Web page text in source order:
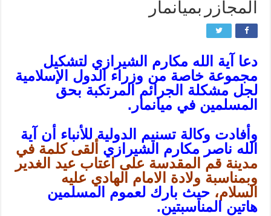
المجازر بميانمار
دعا آية الله مكارم الشيرازي لتشكيل
مجموعة خاصة من وزراء الدول الإسلامية
لجل مشكلة الجرائم المرتكبة بحق
المسلمين في ميانمار.
وأفادت وكالة تسنيم الدولية للأنباء أن آية
الله ناصر مكارم الشيرازي ألقى كلمة في
مدينة قم المقدسة على اعتاب عيد الغدير
وبمناسبة ولادة الامام الهادي عليه
السلام، حيث بارك لعموم المسلمين
هاتين المناسبتين.